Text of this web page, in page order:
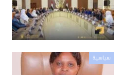
سياسية